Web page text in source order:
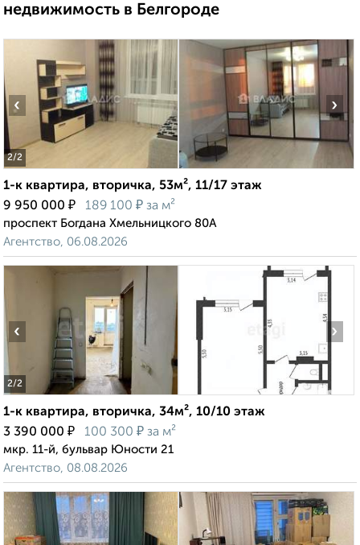
недвижимость в Белгороде
2/2
‹ ›
1-к квартира, вторичка, 53м², 11/17 этаж
9 950 000 ₽ 189 100 ₽ за м²
проспект Богдана Хмельницкого 80А
Агентство, 06.08.2026
2/2
‹ ›
1-к квартира, вторичка, 34м², 10/10 этаж
3 390 000 ₽ 100 300 ₽ за м²
мкр. 11-й, бульвар Юности 21
Агентство, 08.08.2026